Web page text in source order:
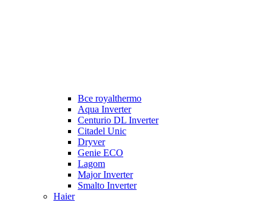
Все royalthermo
Aqua Inverter
Centurio DL Inverter
Citadel Unic
Dryver
Genie ECO
Lagom
Major Inverter
Smalto Inverter
Haier